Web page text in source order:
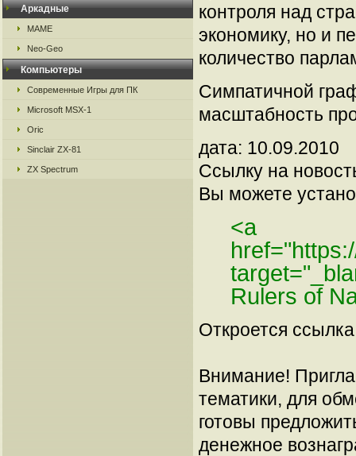
Аркадные
MAME
Neo-Geo
Компьютеры
Современные Игры для ПК
Microsoft MSX-1
Oric
Sinclair ZX-81
ZX Spectrum
контроля над
экономику, но и
количество
Симпатичной
масштабность
дата: 10.09.2010
Ссылку на
Вы можете
<a
Rulers of
Откроется
Внимание!
тематики, для
готовы
денежное